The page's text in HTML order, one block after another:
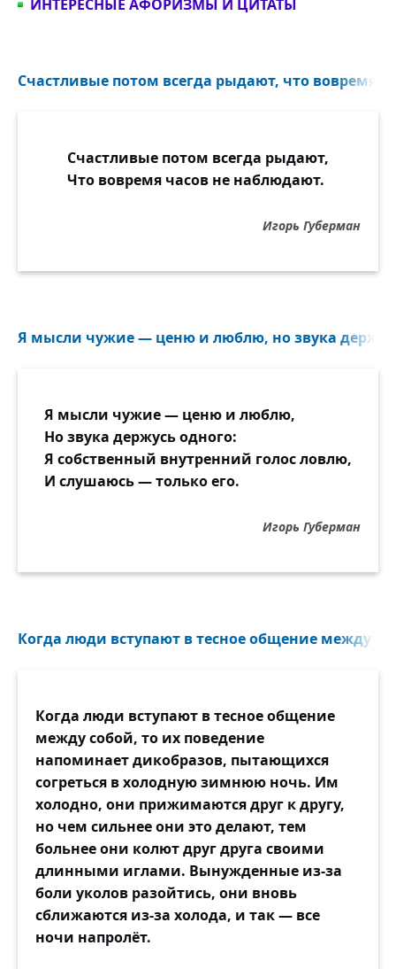
ИНТЕРЕСНЫЕ АФОРИЗМЫ И ЦИТАТЫ
Счастливые потом всегда рыдают, что вовремя
Счастливые потом всегда рыдают,
Что вовремя часов не наблюдают.
Игорь Губерман
Я мысли чужие — ценю и люблю, но звука
Я мысли чужие — ценю и люблю,
Но звука держусь одного:
Я собственный внутренний голос ловлю,
И слушаюсь — только его.
Игорь Губерман
Когда люди вступают в тесное общение между
Когда люди вступают в тесное общение
между собой, то их поведение
напоминает дикобразов, пытающихся
согреться в холодную зимнюю ночь. Им
холодно, они прижимаются друг к другу,
но чем сильнее они это делают, тем
больнее они колют друг друга своими
длинными иглами. Вынужденные из-за
боли уколов разойтись, они вновь
сближаются из-за холода, и так — все
ночи напролёт.